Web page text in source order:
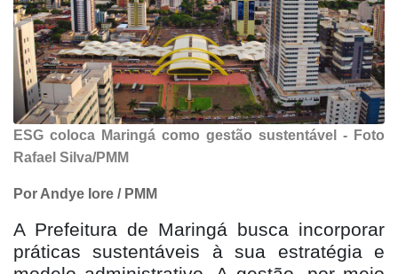
ESG coloca Maringá como gestão sustentável - Foto
Rafael Silva/PMM
Por Andye Iore / PMM
A Prefeitura de Maringá busca incorporar
práticas sustentáveis à sua estratégia e